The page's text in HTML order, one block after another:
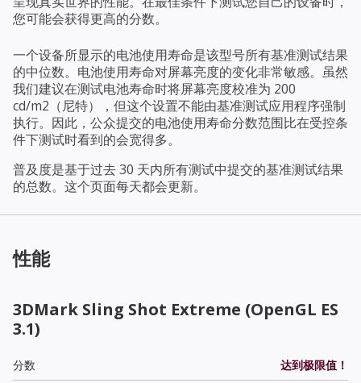
您可能会获得更高的分数。
一个设备所显示的电池使用寿命是该型号所有基准测试结果
的中位数。电池使用寿命对屏幕亮度的变化非常敏感。虽然
我们建议在测试电池寿命时将屏幕亮度校准为 200
cd/m2（尼特），但这个设置不能由基准测试应用程序强制
执行。因此，公众提交的电池使用寿命分数范围比在受控条
件下测试时看到的会宽得多。
普及度是基于过去 30 天内所有测试中提交的基准测试结果
的总数。这个页面每天都会更新。
性能
3DMark Sling Shot Extreme (OpenGL ES
3.1)
分数
达到极限值！